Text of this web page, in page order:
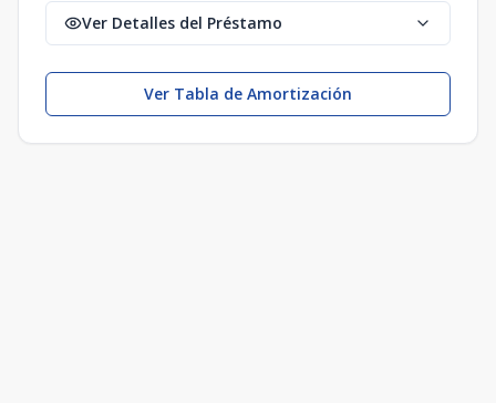
Ver Detalles del Préstamo
Ver Tabla de Amortización